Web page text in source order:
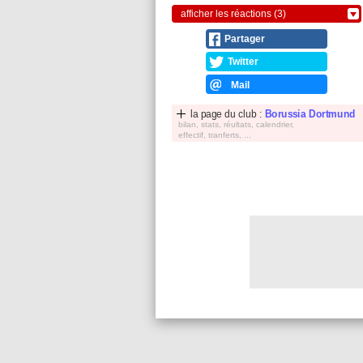
afficher les réactions (3)
Partager
Twitter
Mail
la page du club : Borussia Dortmund
bilan, stats, réultats, calendrier,
effectif, tranferts, ...